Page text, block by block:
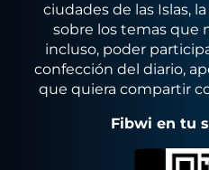
ciudades de las Islas,
sobre los temas que
incluso, poder
confección del diario,
que quiera compartir
Fibwi en tu